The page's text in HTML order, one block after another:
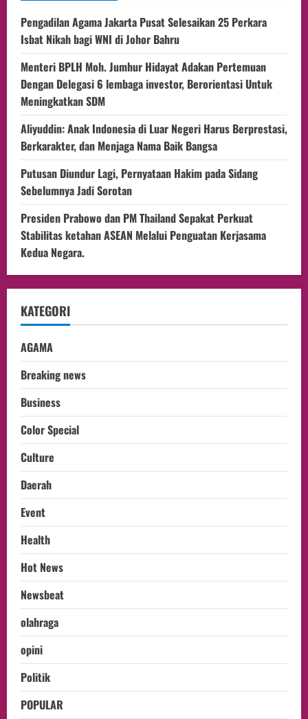
Pengadilan Agama Jakarta Pusat Selesaikan 25 Perkara
Isbat Nikah bagi WNI di Johor Bahru
Menteri BPLH Moh. Jumhur Hidayat Adakan Pertemuan
Dengan Delegasi 6 lembaga investor, Berorientasi Untuk
Meningkatkan SDM
Aliyuddin: Anak Indonesia di Luar Negeri Harus Berprestasi,
Berkarakter, dan Menjaga Nama Baik Bangsa
Putusan Diundur Lagi, Pernyataan Hakim pada Sidang
Sebelumnya Jadi Sorotan
Presiden Prabowo dan PM Thailand Sepakat Perkuat
Stabilitas ketahan ASEAN Melalui Penguatan Kerjasama
Kedua Negara.
KATEGORI
AGAMA
Breaking news
Business
Color Special
Culture
Daerah
Event
Health
Hot News
Newsbeat
olahraga
opini
Politik
POPULAR